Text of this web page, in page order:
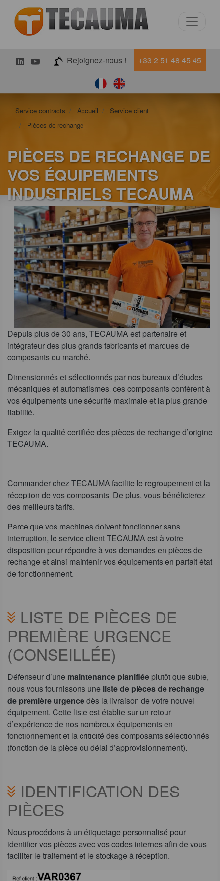
LinkedInYoutubeRejoignez-nous ! +33 2 51 48 45 45
Service contracts Accueil
Service client
Pièces de rechange
PIÈCES DE RECHANGE DE
VOS ÉQUIPEMENTS
INDUSTRIELS TECAUMA
Depuis plus de 30 ans, TECAUMA est partenaire et
intégrateur des plus grands fabricants et marques de
composants du marché.
Dimensionnés et sélectionnés par nos bureaux d’études
mécaniques et automatismes, ces composants confèrent à
vos équipements une sécurité maximale et la plus grande
fiabilité.
Exigez la qualité certifiée des pièces de rechange d’origine
TECAUMA.
Commander chez TECAUMA facilite le regroupement et la
réception de vos composants. De plus, vous bénéficierez
des meilleurs tarifs.
Parce que vos machines doivent fonctionner sans
interruption, le service client TECAUMA est à votre
disposition pour répondre à vos demandes en pièces de
rechange et ainsi maintenir vos équipements en parfait état
de fonctionnement.
LISTE DE PIÈCES DE
PREMIÈRE URGENCE
(CONSEILLÉE)
Défenseur d’une maintenance planifiée plutôt que subie,
nous vous fournissons une liste de pièces de rechange
de première urgencedès la livraison de votre nouvel
équipement. Cette liste est établie sur un retour
d’expérience de nos nombreux équipements en
fonctionnement et la criticité des composants sélectionnés
(fonction de la pièce ou délai d’approvisionnement).
IDENTIFICATION DES
PIÈCES
Nous procédons à un étiquetage personnalisé pour
identifier vos pièces avec vos codes internes afin de vous
faciliter le traitement et le stockage à réception.